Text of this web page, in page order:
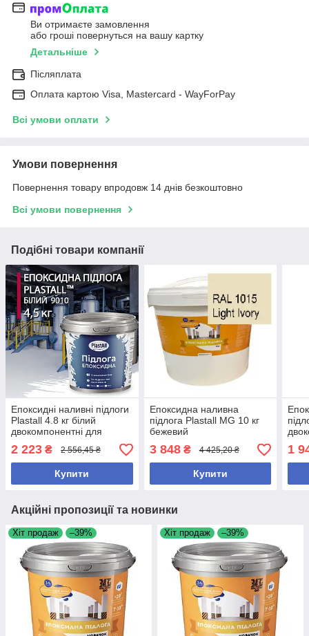
Ви отримаєте замовлення
або гроші повернуться на вашу картку
Детальніше
Післяплата
Оплата картою Visa, Mastercard - WayForPay
Всі умови оплати
Умови повернення
Повернення товару впродовж 14 днів безкоштовно
Всі умови повернення
Подібні товари компанії
Епоксидні наливні підлоги
Plastall 4.8 кг білий
двокомпонентні для
гаража та складу
зносостійкі
2 223 ₴ 2 556,45 ₴
Купити
Епоксидна наливна
підлога Plastall MG 10 кг
бежевий
двокомпонентний
універсальний для
житлових і виробничих
приміщень
3 848₴ 4 425,20 ₴
Купити
1
Акційні пропозиції та новинки
Хіт продаж –39% Хіт продаж –39%